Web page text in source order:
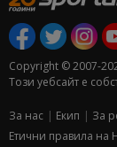
Copyright © 2007-
Този уебсайт е
За нас Екип За
Етични правила на